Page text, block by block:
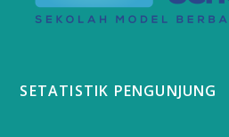
SETATISTIK PENGUNJUNG